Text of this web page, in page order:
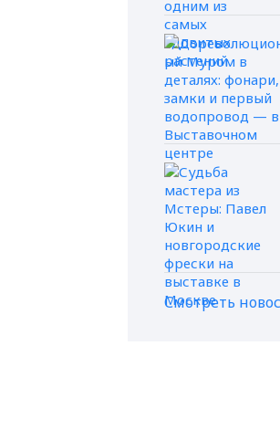
Смотреть